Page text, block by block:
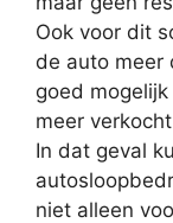
Ook voor dit
de auto meer
goed
meer
In dat geval
niet alleen